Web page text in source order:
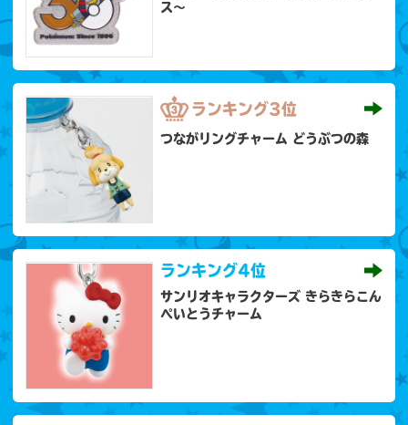
ス〜
ランキング3位
つながリングチャーム どうぶつの森
ランキング4位
サンリオキャラクターズ きらきらこん
ぺいとうチャーム